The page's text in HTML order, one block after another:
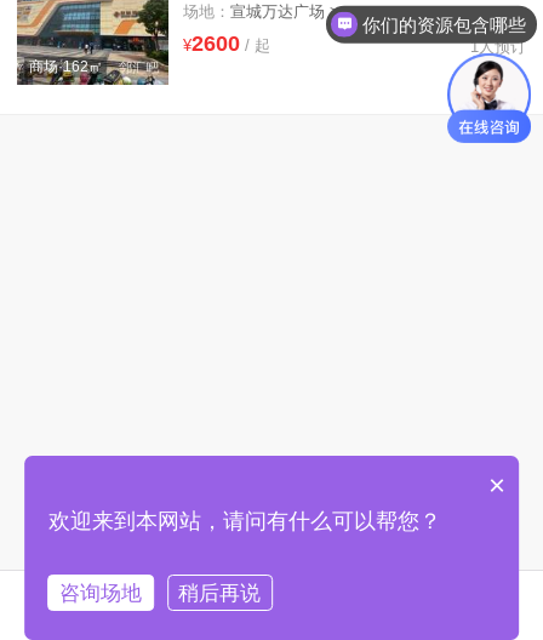
商场·162㎡
场地： 宣城万达广场 >
¥2600/ 起 1人预订
你们的资源包含哪些
×
欢迎来到本网站，请问有什么可以帮您？
咨询场地 稍后再说